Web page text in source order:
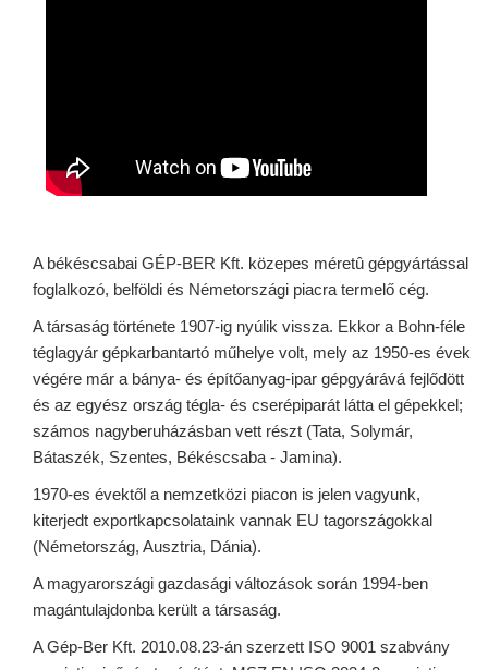
A békéscsabai GÉP-BER Kft. közepes méretû gépgyártással
foglalkozó, belföldi és Németországi piacra termelő cég.
A társaság története 1907-ig nyúlik vissza. Ekkor a Bohn-féle
téglagyár gépkarbantartó műhelye volt, mely az 1950-es évek
végére már a bánya- és építőanyag-ipar gépgyárává fejlődött
és az egyész ország tégla- és cserépiparát látta el gépekkel;
számos nagyberuházásban vett részt (Tata, Solymár,
Bátaszék, Szentes, Békéscsaba - Jamina).
1970-es évektől a nemzetközi piacon is jelen vagyunk,
kiterjedt exportkapcsolataink vannak EU tagországokkal
(Németország, Ausztria, Dánia).
A magyarországi gazdasági változások során 1994-ben
magántulajdonba került a társaság.
A Gép-Ber Kft. 2010.08.23-án szerzett ISO 9001 szabvány